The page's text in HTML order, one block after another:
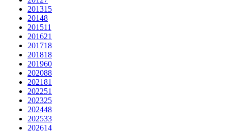
201315
20148
201511
201621
201718
201818
201960
202088
202181
202251
202325
202448
202533
202614